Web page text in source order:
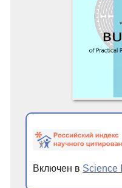
Включен в Science